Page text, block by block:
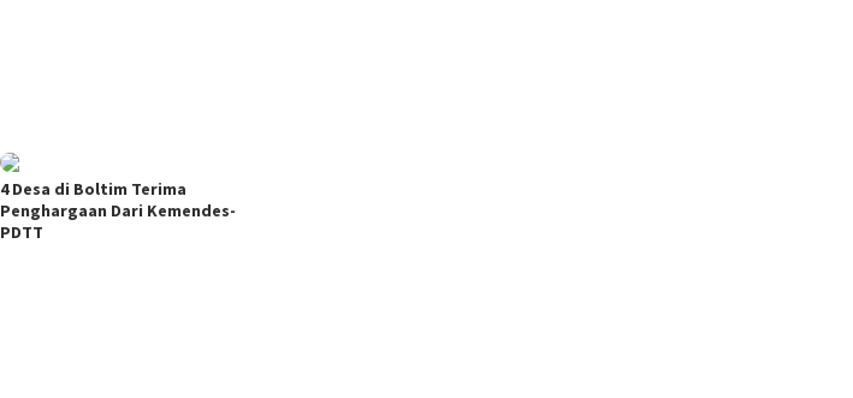
4 Desa di Boltim Terima
Penghargaan Dari Kemendes-
PDTT